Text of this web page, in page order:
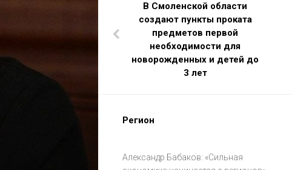
В Смоленской области
создают пункты проката
предметов первой
необходимости для
новорожденных и детей до
3 лет
Регион
Александр Бабаков: «Сильная